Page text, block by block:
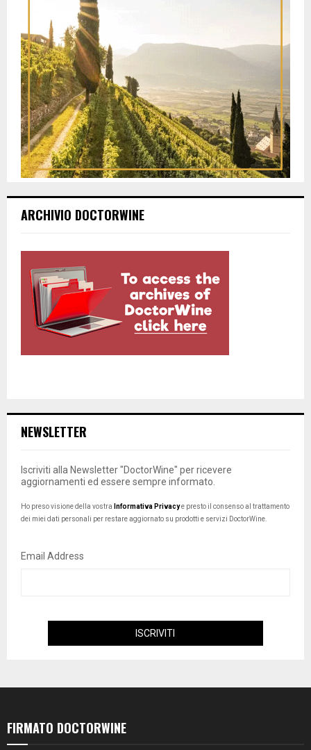
ARCHIVIO DOCTORWINE
NEWSLETTER
Iscriviti alla Newsletter "DoctorWine" per ricevere
aggiornamenti ed essere sempre informato.
Ho preso visione della vostra Informativa Privacye presto il consenso al trattamento
dei miei dati personali per restare aggiornato su prodotti e servizi DoctorWine.
Email Address
FIRMATO DOCTORWINE